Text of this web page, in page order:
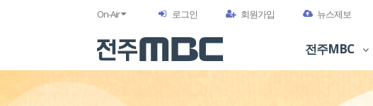
On-Air 로그인 회원가입 뉴스제보
전주MBC